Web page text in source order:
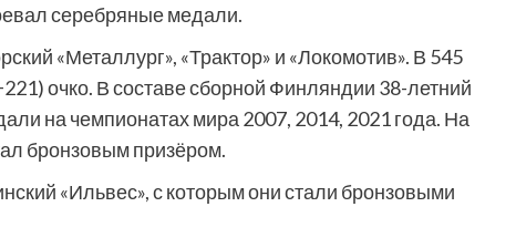
серебряные медали.
«Металлург», «Трактор» и «Локомотив». В 545
очко. В составе сборной Финляндии 38-летний
на чемпионатах мира 2007, 2014, 2021 года. На
бронзовым призёром.
«Ильвес», с которым они стали бронзовыми